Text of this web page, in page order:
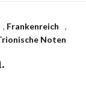
, Frankenreich
,
Noten